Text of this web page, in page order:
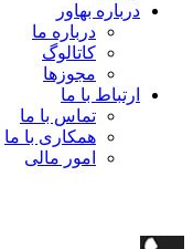
درباره بهاور
درباره ما
کاتالوگ
مجوزها
ارتباط با ما
تماس با ما
همکاری با ما
امور مالی